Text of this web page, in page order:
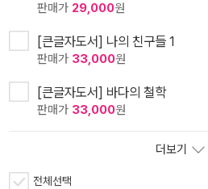
판매가 29,000원
[큰글자도서] 나의 친구들 1
판매가 33,000원
[큰글자도서] 바다의 철학
판매가 33,000원
더보기
전체선택